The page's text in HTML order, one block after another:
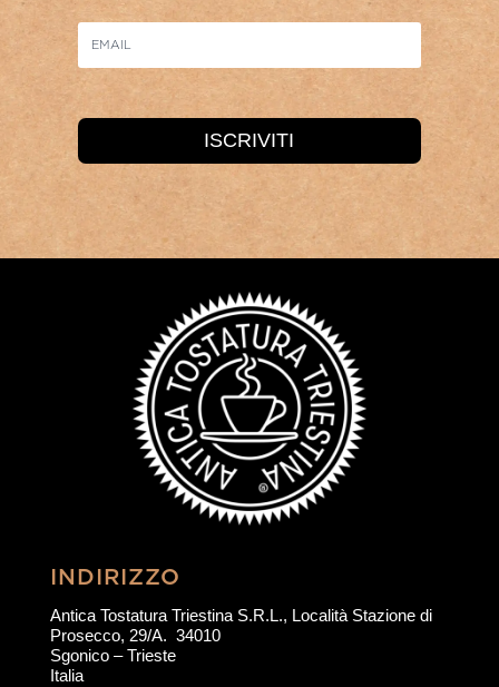
ISCRIVITI
INDIRIZZO
Antica Tostatura Triestina S.R.L., Località Stazione di
Prosecco, 29/A. 34010
Sgonico – Trieste
Italia